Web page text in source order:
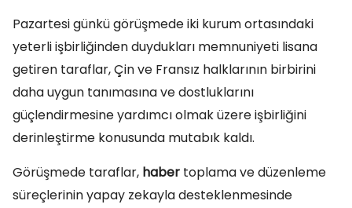
Pazartesi günkü görüşmede iki kurum ortasındaki
yeterli işbirliğinden duydukları memnuniyeti lisana
getiren taraflar, Çin ve Fransız halklarının birbirini
daha uygun tanımasına ve dostluklarını
güçlendirmesine yardımcı olmak üzere işbirliğini
derinleştirme konusunda mutabık kaldı.
Görüşmede taraflar, haber toplama ve düzenleme
süreçlerinin yapay zekayla desteklenmesinde